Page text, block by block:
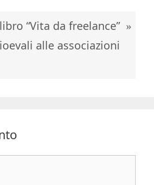
“Vita da freelance”
alle associazioni